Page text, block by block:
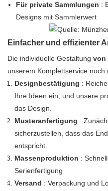
Für private Sammlungen :
Designs mit Sammlerwert
Einfacher und effizienter
Die individuelle Gestaltung von
unserem Komplettservice noch
Designbestätigung :
Ihre Ideen ein, und unsere
das Design.
Musteranfertigung :
sicherzustellen, dass das
entspricht.
Massenproduktion :
Serienfertigung
Versand : Verpackung und